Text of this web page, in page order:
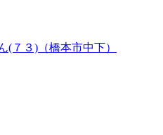
７３)（橋本市中下）